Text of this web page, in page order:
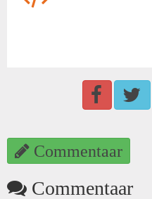
Commentaar
Commentaar